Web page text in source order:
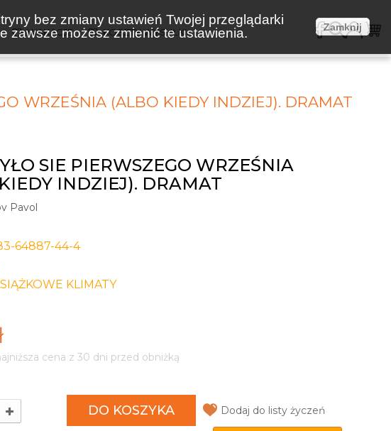
bez zmiany ustawień Twojej przeglądarki
zawsze możesz zmienić te ustawienia.
Zamknij
WAKACJE KOSZTY WYSYŁKI
WRZEŚNIA (ALBO KIEDY INDZIEJ). DRAMAT
SIE PIERWSZEGO WRZEŚNIA
INDZIEJ). DRAMAT
Pavol
64887-44-4
KLIMATY
cena z 30 dni przed obniżką
DO KOSZYKA Dodaj do listy życzeń